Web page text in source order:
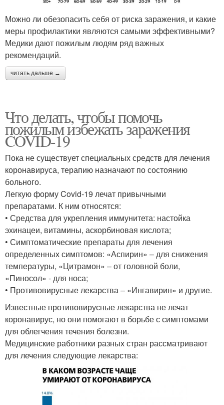
Можно ли обезопасить себя от риска заражения, и какие
меры профилактики являются самыми эффективными?
Медики дают пожилым людям ряд важных
рекомендаций.
читать дальше →
Что делать, чтобы помочь
пожилым избежать заражения
COVID-19
Пока не существует специальных средств для лечения
коронавируса, терапию назначают по состоянию
больного.
Легкую форму Covid-19 лечат привычными
препаратами. К ним относятся:
• Средства для укрепления иммунитета: настойка
эхинацеи, витамины, аскорбиновая кислота;
• Симптоматические препараты для лечения
определенных симптомов: «Аспирин» – для снижения
температуры, «Цитрамон» – от головной боли,
«Пиносол» - для носа;
• Противовирусные лекарства – «Ингавирин» и другие.
Известные противовирусные лекарства не лечат
коронавирус, но они помогают в борьбе с симптомами
для облегчения течения болезни.
Медицинские работники разных стран рассматривают
для лечения следующие лекарства: